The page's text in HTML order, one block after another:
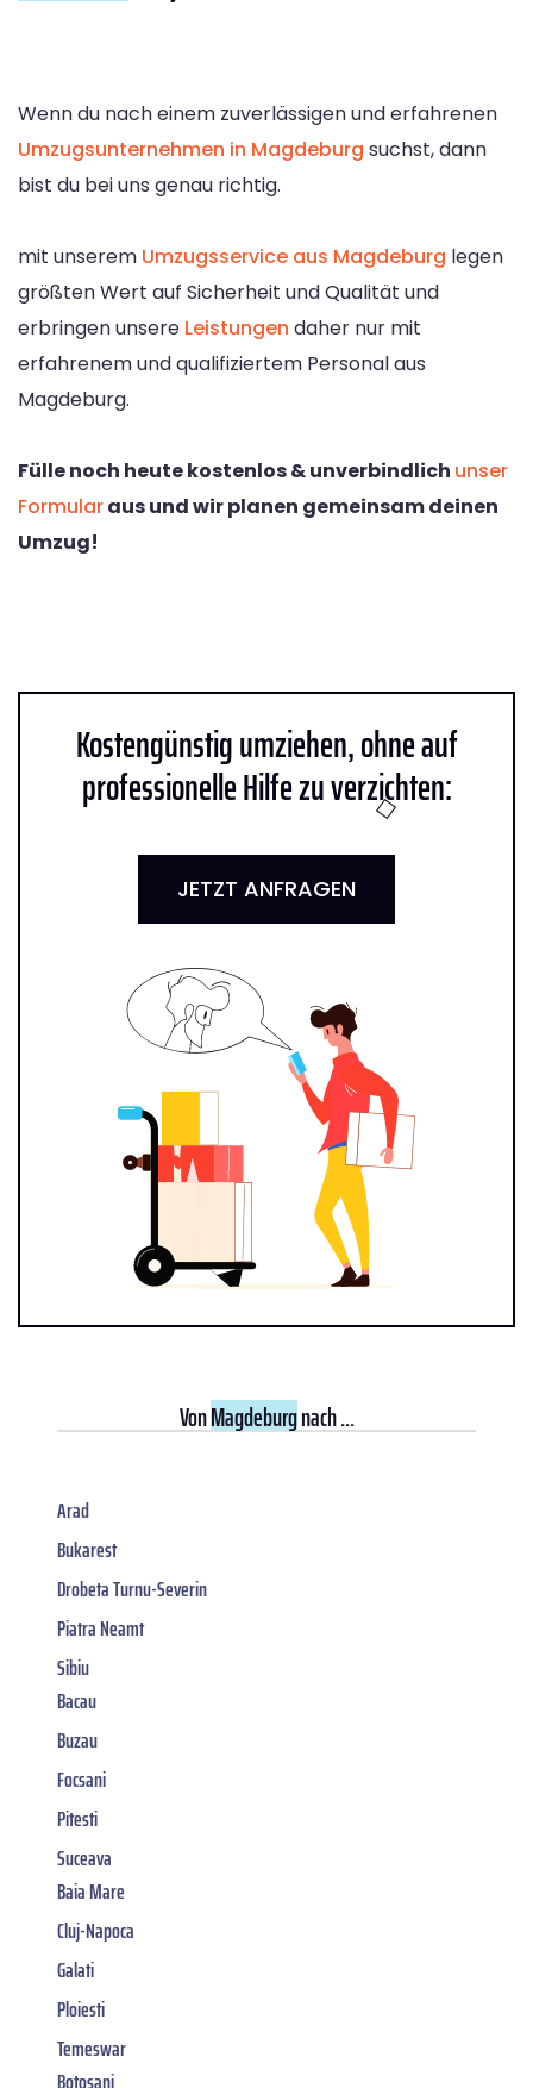
Wenn du nach einem zuverlässigen und erfahrenen
Umzugsunternehmen in Magdeburg suchst, dann
bist du bei uns genau richtig.
mit unserem Umzugsservice aus Magdeburg legen
größten Wert auf Sicherheit und Qualität und
erbringen unsere Leistungen daher nur mit
erfahrenem und qualifiziertem Personal aus
Magdeburg.
Fülle noch heute kostenlos & unverbindlich unser
Formularaus und wir planen gemeinsam deinen
Umzug!
Kostengünstig umziehen, ohne auf
professionelle Hilfe zu verzichten:
JETZT ANFRAGEN
VonMagdeburgnach ...
Arad
Bukarest
Drobeta Turnu-Severin
Piatra Neamt
Sibiu
Bacau
Buzau
Focsani
Pitesti
Suceava
Baia Mare
Cluj-Napoca
Galati
Ploiesti
Temeswar